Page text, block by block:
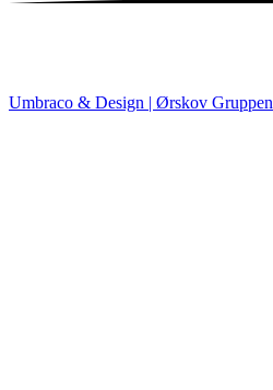
Umbraco & Design | Ørskov Gruppen